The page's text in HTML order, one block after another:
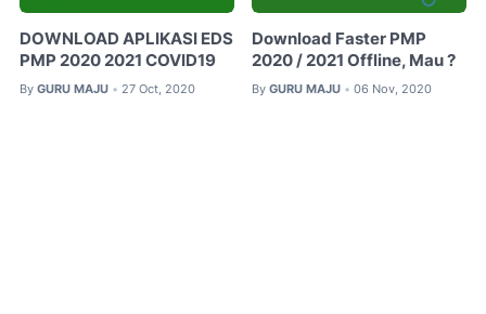
DOWNLOAD APLIKASI EDS
PMP 2020 2021 COVID19
By GURU MAJU • 27 Oct, 2020
Download Faster PMP
2020 / 2021 Offline, Mau ?
By GURU MAJU • 06 Nov, 2020